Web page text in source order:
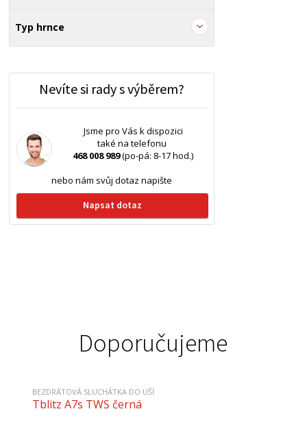
Typ hrnce
Nevíte si rady s výběrem?
Jsme pro Vás k dispozici
také na telefonu
468 008 989(po-pá: 8-17 hod.)
nebo nám svůj dotaz napište
Napsat dotaz
Doporučujeme
BEZDRÁTOVÁ SLUCHÁTKA DO UŠÍ
Tblitz A7s TWS černá